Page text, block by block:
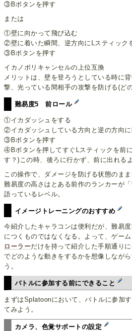
③Bボタンを押す
または
①壁に向かって飛び込む
②壁に着いた瞬間、逆方向にLスティック
③Bボタンを押す
イカノボリキャンセルの上位互換
メリットは、壁を登ろうとしている時に
撃、光っている間相手の攻撃を防げる(ど
難易度5 前ロール
①イカダッシュをする
②イカダッシュしている方向と逆の方向
③Bボタンを押す
④Bボタンを押してすぐLスティックを前
す？)この時、後ろに行かず、前に出れる
この操作で、ダメージを防げる状態のま
難易度の高さはとある前作のランカーが
語っているレベル。
イメージトレーニングのおすすめ
今紹介したキャラコンは便利だが、難易
につくものではなくなる。よって、ゲー
ローラーだけを持って紹介した手順通り
でどのような動きをするかを想像しなが
う。
バトルに参加する前にできること
まずはSplatoonにおいて、バトルに参加
てみよう。
カメラ、色覚サポートの設定